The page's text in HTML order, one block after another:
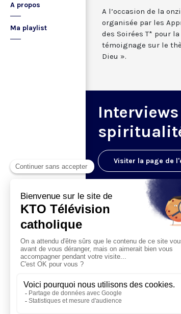
A propos
Ma playlist
A l’occasion de la
organisée par les
des Soirées T* pour
témoignage sur le
Dieu ».
Interviews
Visiter la page de